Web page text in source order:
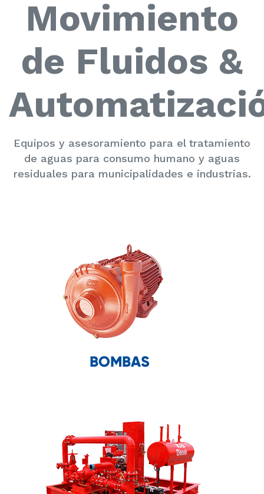
Movimiento
de Fluidos &
Equipos y asesoramiento para el tratamiento
de aguas para consumo humano y aguas
residuales para municipalidades e industrias.